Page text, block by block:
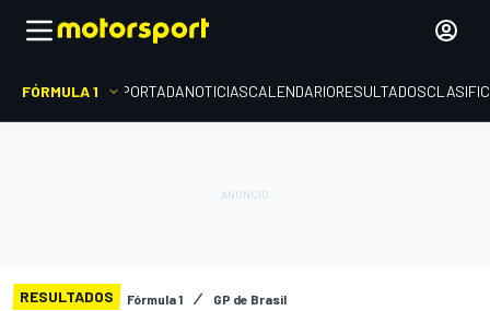
FÓRMULA 1 PORTADANOTICIASCALENDARIORESULTADOS
RESULTADOS Fórmula 1 GP de Brasil